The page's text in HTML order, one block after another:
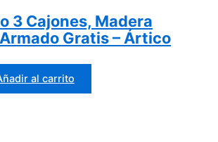
3 Cajones, Madera
Gratis – Ártico
al carrito